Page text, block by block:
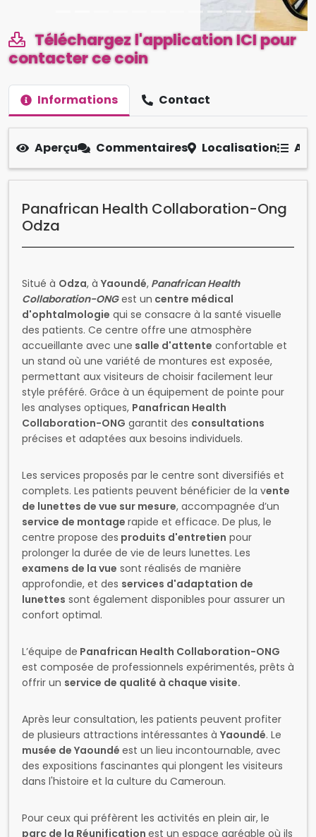
Téléchargez l'application ICI pour
contacter ce coin
Informations Contact
Aperçu Commentaires Localisation
Panafrican Health Collaboration-Ong
Odza
Situé à Odza, à Yaoundé, Panafrican Health
Collaboration-ONGest un centre médical
d'ophtalmologie qui se consacre à la santé visuelle
des patients. Ce centre offre une atmosphère
accueillante avec une salle d'attente confortable et
un stand où une variété de montures est exposée,
permettant aux visiteurs de choisir facilement leur
style préféré. Grâce à un équipement de pointe pour
les analyses optiques, Panafrican Health
Collaboration-ONG garantit des consultations
précises et adaptées aux besoins individuels.
Les services proposés par le centre sont diversifiés et
complets. Les patients peuvent bénéficier de la vente
de lunettes de vue sur mesure, accompagnée d’un
service de montage rapide et efficace. De plus, le
centre propose des produits d'entretien pour
prolonger la durée de vie de leurs lunettes. Les
examens de la vue sont réalisés de manière
approfondie, et des services d'adaptation de
lunettes sont également disponibles pour assurer un
confort optimal.
L’équipe de Panafrican Health Collaboration-ONG
est composée de professionnels expérimentés, prêts à
offrir un service de qualité à chaque visite.
Après leur consultation, les patients peuvent profiter
de plusieurs attractions intéressantes à Yaoundé. Le
musée de Yaoundé est un lieu incontournable, avec
des expositions fascinantes qui plongent les visiteurs
dans l'histoire et la culture du Cameroun.
Pour ceux qui préfèrent les activités en plein air, le
parc de la Réunification est un espace agréable où ils